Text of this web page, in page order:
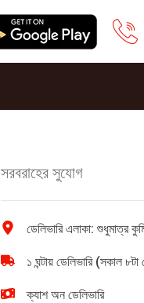
সরবরাহের সুযোগ
ডেলিভারি এলাকা: শুধুমাত্র
১ ঘন্টায় ডেলিভারি (সকাল
ক্যাশ অন ডেলিভারি